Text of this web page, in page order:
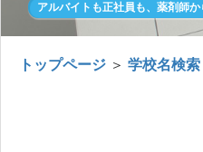
アルバイトも正社員も、薬剤師
トップページ ＞ 学校名検